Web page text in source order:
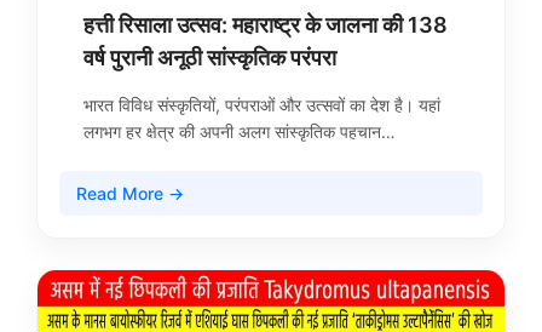
हत्ती रिसाला उत्सव: महाराष्ट्र के जालना की 138
वर्ष पुरानी अनूठी सांस्कृतिक परंपरा
भारत विविध संस्कृतियों, परंपराओं और उत्सवों का देश है। यहां
लगभग हर क्षेत्र की अपनी अलग सांस्कृतिक पहचान…
Read More →